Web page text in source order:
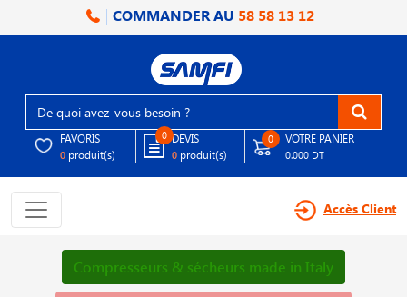
COMMANDER AU 58 58 13 12
FAVORIS
0 produit(s)
0 DEVIS
0 produit(s)
0 VOTRE PANIER
0.000 DT
Accès Client
Compresseurs & sécheurs made in Italy